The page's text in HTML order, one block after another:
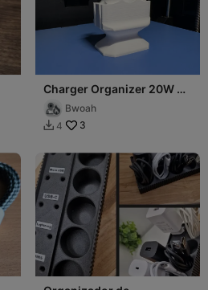
Charger Organizer 20W EU
lightning cable
Bwoah
 4 3